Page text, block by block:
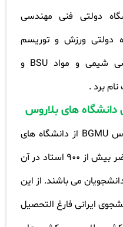
دولتی فنی مهندسی
دولتی ورزش و توریسم
شیمی و مواد BSU و
برد .
های بلاروس
BGMU از دانشگاه های
معتبر بلاروس است که در حال حاضر بیش از ۹۰۰ استاد در آن
می باشند. از این
تا به امروز بیش از ۴۰۰ دانشجوی ایرانی فارغ التحصیل